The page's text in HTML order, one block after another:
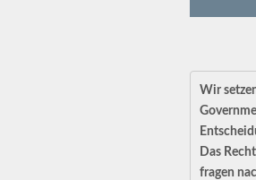
Wir
Das
fragen